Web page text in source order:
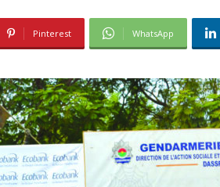
Pinterest WhatsApp